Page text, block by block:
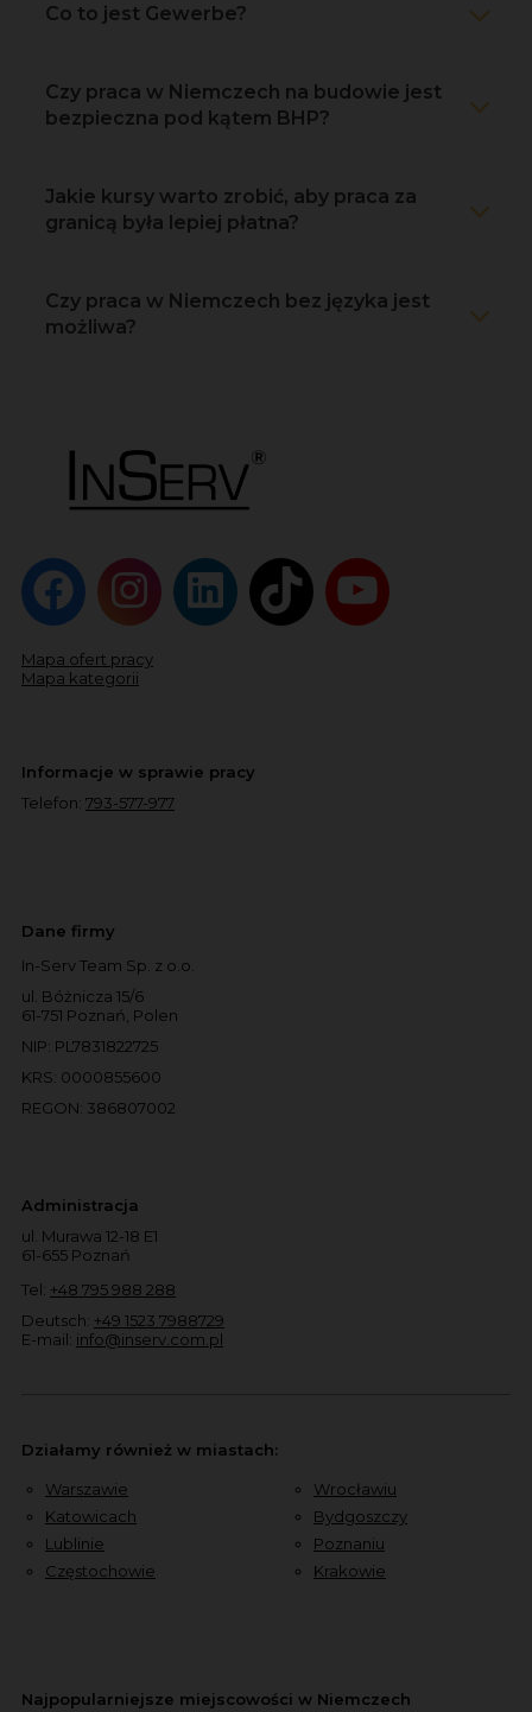
Co to jest Gewerbe?
Czy praca w Niemczech na budowie jest
bezpieczna pod kątem BHP?
Jakie kursy warto zrobić, aby praca za
granicą była lepiej płatna?
Czy praca w Niemczech bez języka jest
możliwa?
Mapa ofert pracy
Mapa kategorii
Informacje w sprawie pracy
Telefon: 793-577-977
Dane firmy
In-Serv Team Sp. z o.o.
ul. Bóżnicza 15/6
61-751 Poznań, Polen
NIP: PL7831822725
KRS: 0000855600
REGON: 386807002
Administracja
ul. Murawa 12-18 E1
61-655 Poznań
Tel: +48 795 988 288
Deutsch: +49 1523 7988729
E-mail: info@inserv.com.pl
Działamy również w miastach:
Warszawie
Katowicach
Lublinie
Częstochowie
Wrocławiu
Bydgoszczy
Poznaniu
Krakowie
Najpopularniejsze miejscowości w Niemczech